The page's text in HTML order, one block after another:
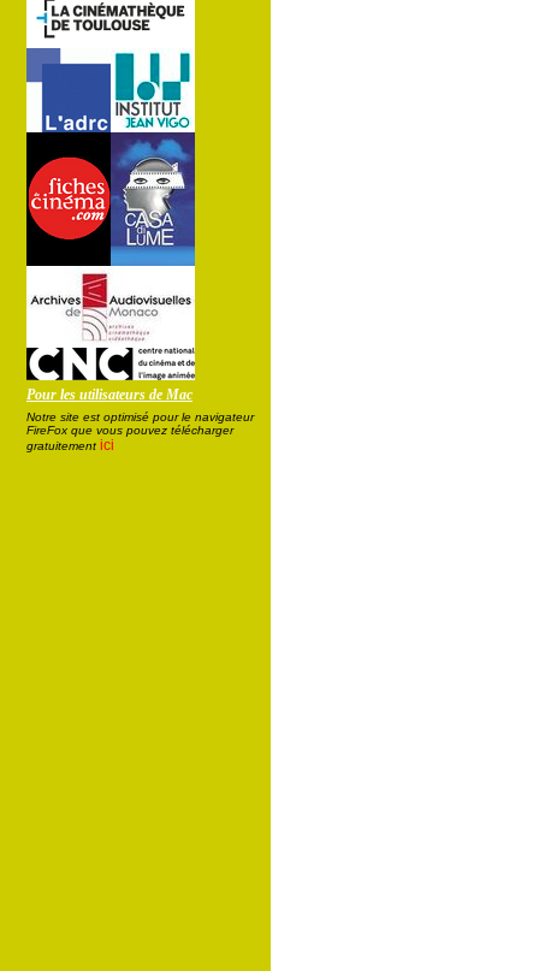
Pour les utilisateurs de Mac
Notre site est optimisé pour le navigateur
FireFox que vous pouvez télécharger
gratuitement ici